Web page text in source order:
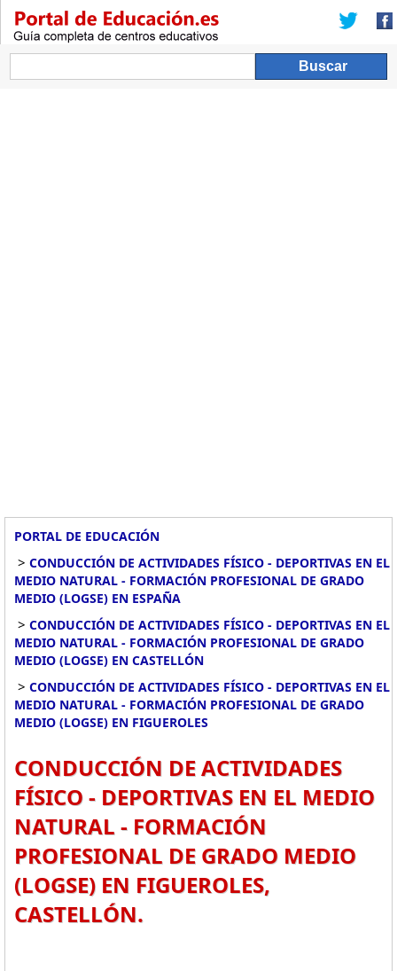
PORTAL DE EDUCACIÓN
> CONDUCCIÓN DE ACTIVIDADES FÍSICO - DEPORTIVAS EN EL
MEDIO NATURAL - FORMACIÓN PROFESIONAL DE GRADO
MEDIO (LOGSE) EN ESPAÑA
> CONDUCCIÓN DE ACTIVIDADES FÍSICO - DEPORTIVAS EN EL
MEDIO NATURAL - FORMACIÓN PROFESIONAL DE GRADO
MEDIO (LOGSE) EN CASTELLÓN
> CONDUCCIÓN DE ACTIVIDADES FÍSICO - DEPORTIVAS EN EL
MEDIO NATURAL - FORMACIÓN PROFESIONAL DE GRADO
MEDIO (LOGSE) EN FIGUEROLES
CONDUCCIÓN DE ACTIVIDADES
FÍSICO - DEPORTIVAS EN EL MEDIO
NATURAL - FORMACIÓN
PROFESIONAL DE GRADO MEDIO
(LOGSE) EN FIGUEROLES,
CASTELLÓN.